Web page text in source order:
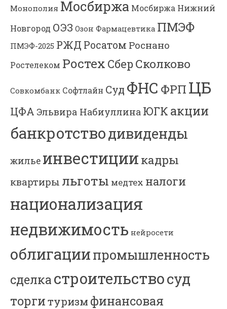
Монополия Мосбиржа Мосбиржа Нижний
Новгород ОЭЗ Озон Фармацевтика ПМЭФ
ПМЭФ-2025 РЖД Росатом Роснано
Ростелеком Ростех Сбер Сколково
Совкомбанк Софтлайн Суд ФНС ФРП ЦБ
ЦФА Эльвира Набиуллина ЮГК акции
банкротстводивиденды
жилье инвестиции кадры
квартиры льготы медтех налоги
национализация
недвижимость нейросети
облигациипромышленность
сделкастроительствосуд
торгитуризм финансовая